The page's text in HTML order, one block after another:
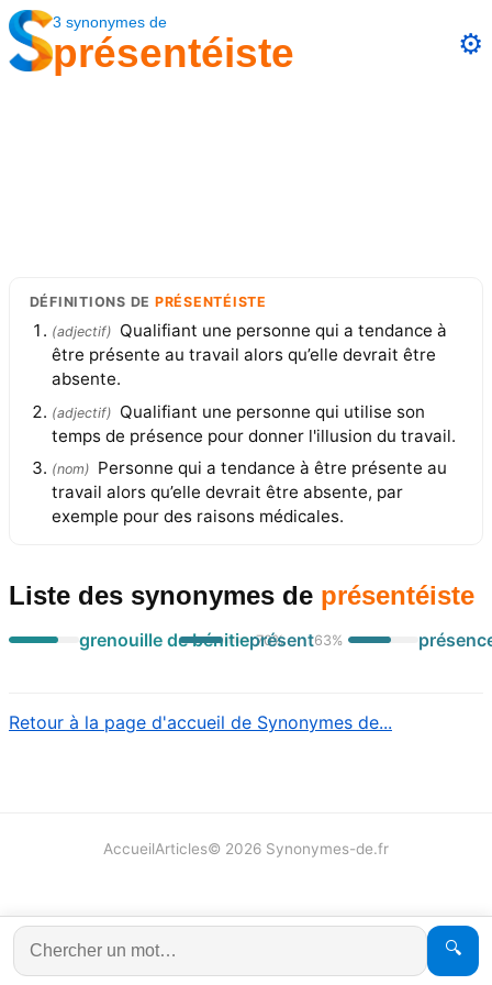
3 synonymes de
présentéiste ⚙️
DÉFINITIONS DE PRÉSENTÉISTE
(adjectif) Qualifiant une personne qui a tendance à
être présente au travail alors qu’elle devrait être
absente.
(adjectif) Qualifiant une personne qui utilise son
temps de présence pour donner l'illusion du travail.
(nom) Personne qui a tendance à être présente au
travail alors qu’elle devrait être absente, par
exemple pour des raisons médicales.
Liste des synonymes de présentéiste
grenouille de bénitier70%
présent63%
Retour à la page d'accueil de Synonymes de...
🔍
AccueilArticles© 2026 Synonymes-de.fr